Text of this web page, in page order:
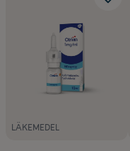
LÄKEMEDEL